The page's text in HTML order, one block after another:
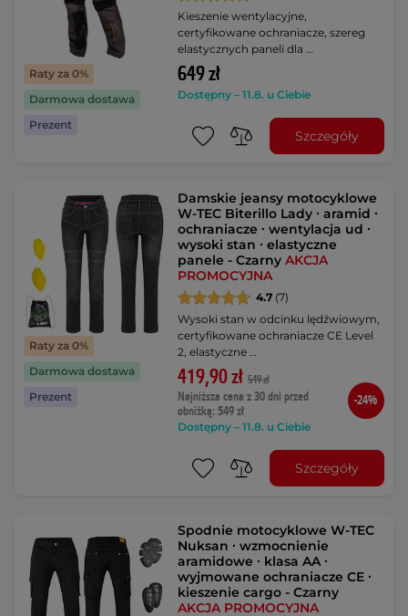
Raty za 0%
Darmowa dostawa
Prezent
Kieszenie wentylacyjne,
certyfikowane ochraniacze, szereg
elastycznych paneli dla …
649 zł
Dostępny – 11.8. u Ciebie
Szczegóły
Raty za 0%
Darmowa dostawa
Prezent
Damskie jeansy motocyklowe
W-TEC Biterillo Lady ∙ aramid ∙
ochraniacze ∙ wentylacja ud ∙
wysoki stan ∙ elastyczne
panele - CzarnyAKCJA
PROMOCYJNA
4.7 (7)
Wysoki stan w odcinku lędźwiowym,
certyfikowane ochraniacze CE Level
2, elastyczne …
419,90 zł 549 zł
Najniższa cena z 30 dni przed
obniżką: 549 zł
Dostępny – 11.8. u Ciebie
-24%
Szczegóły
Spodnie motocyklowe W-TEC
Nuksan ∙ wzmocnienie
aramidowe ∙ klasa AA ∙
wyjmowane ochraniacze CE ∙
kieszenie cargo - Czarny
AKCJA PROMOCYJNA